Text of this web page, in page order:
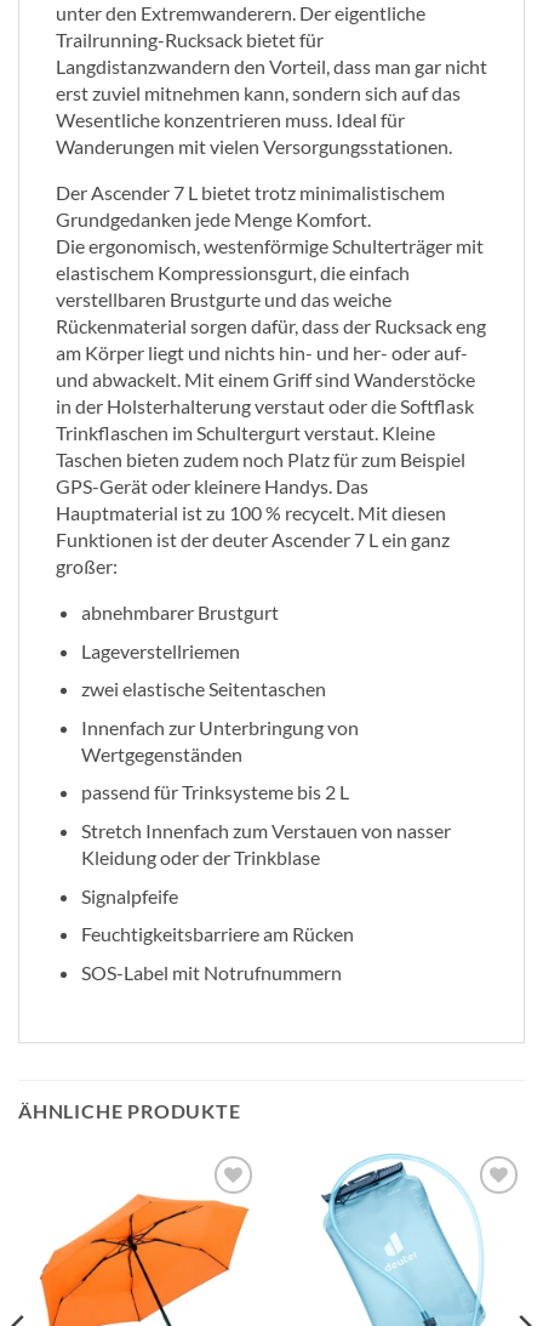
unter den Extremwanderern. Der eigentliche
Trailrunning-Rucksack bietet für
Langdistanzwandern den Vorteil, dass man gar nicht
erst zuviel mitnehmen kann, sondern sich auf das
Wesentliche konzentrieren muss. Ideal für
Wanderungen mit vielen Versorgungsstationen.
Der Ascender 7 L bietet trotz minimalistischem
Grundgedanken jede Menge Komfort.
Die ergonomisch, westenförmige Schulterträger mit
elastischem Kompressionsgurt, die einfach
verstellbaren Brustgurte und das weiche
Rückenmaterial sorgen dafür, dass der Rucksack eng
am Körper liegt und nichts hin- und her- oder auf-
und abwackelt. Mit einem Griff sind Wanderstöcke
in der Holsterhalterung verstaut oder die Softflask
Trinkflaschen im Schultergurt verstaut. Kleine
Taschen bieten zudem noch Platz für zum Beispiel
GPS-Gerät oder kleinere Handys. Das
Hauptmaterial ist zu 100 % recycelt. Mit diesen
Funktionen ist der deuter Ascender 7 L ein ganz
großer:
abnehmbarer Brustgurt
Lageverstellriemen
zwei elastische Seitentaschen
Innenfach zur Unterbringung von
Wertgegenständen
passend für Trinksysteme bis 2 L
Stretch Innenfach zum Verstauen von nasser
Kleidung oder der Trinkblase
Signalpfeife
Feuchtigkeitsbarriere am Rücken
SOS-Label mit Notrufnummern
ÄHNLICHE PRODUKTE
Zur
Wunschliste
hinzufügen
Zur
Wunschliste
hinzufügen